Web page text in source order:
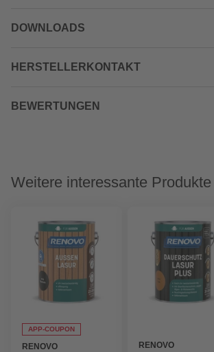
DOWNLOADS
HERSTELLERKONTAKT
BEWERTUNGEN
Weitere interessante Produkte
APP-COUPON
RENOVO
RENOVO